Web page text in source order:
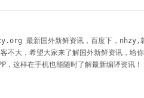
最新国外新鲜资讯，百度下，nhzy,
不大，希望大家来了解国外新鲜资讯，给
，这样在手机也能随时了解最新编译资讯！